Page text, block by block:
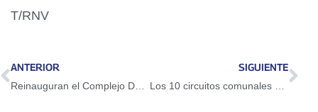
T/RNV
ANTERIOR SIGUIENTE